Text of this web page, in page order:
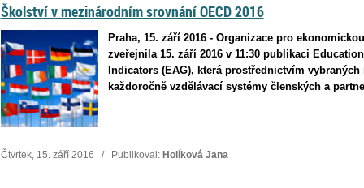
Školství v mezinárodním srovnání OECD 2016
Praha, 15. září 2016 - Organizace pro
zveřejnila 15. září 2016 v 11:30 publikaci
Indicators (EAG), která prostřednictvím
každoročně vzdělávací systémy členských a
Čtvrtek, 15. září 2016 / Publikoval: Holíková Jana